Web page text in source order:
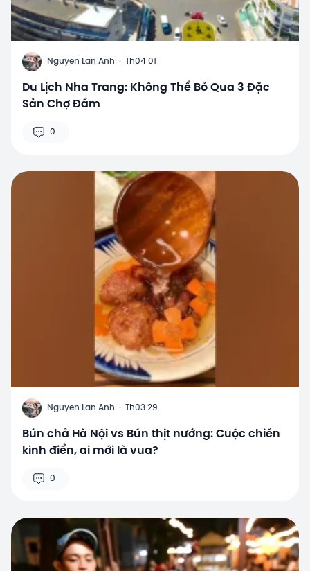
N Nguyen Lan Anh · Th04 01
Du Lịch Nha Trang: Không Thể Bỏ Qua 3 Đặc
Sản Chợ Đầm
0
N Nguyen Lan Anh · Th03 29
Bún chả Hà Nội vs Bún thịt nướng: Cuộc chiến
kinh điển, ai mới là vua?
0